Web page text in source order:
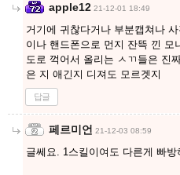
apple12 21-12-01 18:49
거기에 귀찮다거나 부분캡쳐나
이나 핸드폰으로 먼지 잔뜩 낀 모
도로 꺽어서 올리는 ㅅㄲ들은 진
은 지 애긴지 디져도 모르겟지
답글
페르미언 21-12-03 08:59
글쎄요. 1스킬이여도 다른게 빠